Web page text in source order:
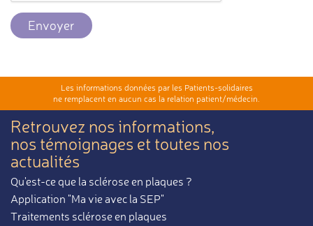
Envoyer
Les informations données par les Patients-solidaires
ne remplacent en aucun cas la relation patient/médecin.
Retrouvez nos informations,
nos témoignages et toutes nos
actualités
Qu'est-ce que la sclérose en plaques ?
Application "Ma vie avec la SEP"
Traitements sclérose en plaques